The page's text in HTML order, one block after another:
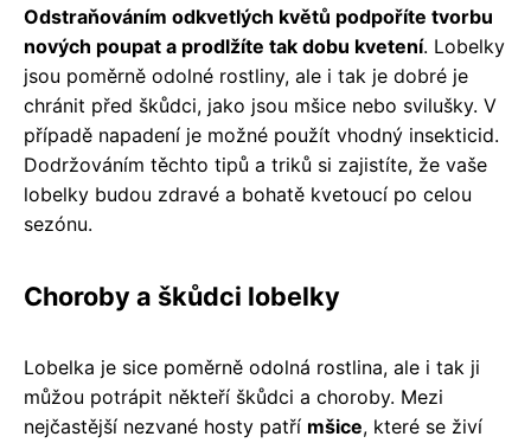
Odstraňováním odkvetlých květů podpoříte tvorbu
nových poupat a prodlžíte tak dobu kvetení. Lobelky
jsou poměrně odolné rostliny, ale i tak je dobré je
chránit před škůdci, jako jsou mšice nebo svilušky. V
případě napadení je možné použít vhodný insekticid.
Dodržováním těchto tipů a triků si zajistíte, že vaše
lobelky budou zdravé a bohatě kvetoucí po celou
sezónu.
Choroby a škůdci lobelky
Lobelka je sice poměrně odolná rostlina, ale i tak ji
můžou potrápit někteří škůdci a choroby. Mezi
nejčastější nezvané hosty patří mšice, které se živí